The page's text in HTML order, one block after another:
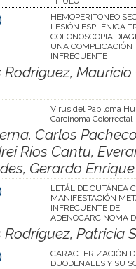
HEMOPERITONEO
LESIÓN ESPLÉNICA
COLONOSCOPIA
UNA COMPLICACIÓN
INFRECUENTE
Virus del Papiloma
Carcinoma Colorrectal
Carlos
Rios Cantu,
Gerardo
LETÁLIDE CUTÁNEA
MANIFESTACIÓN
INFRECUENTE DE
ADENOCARCINOMA
Patricia
CARACTERIZACIÓN
DUODENALES Y SU